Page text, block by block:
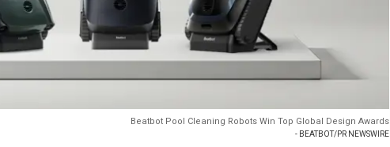
Beatbot Pool Cleaning Robots Win Top Global Design Awards
- BEATBOT/PR NEWSWIRE